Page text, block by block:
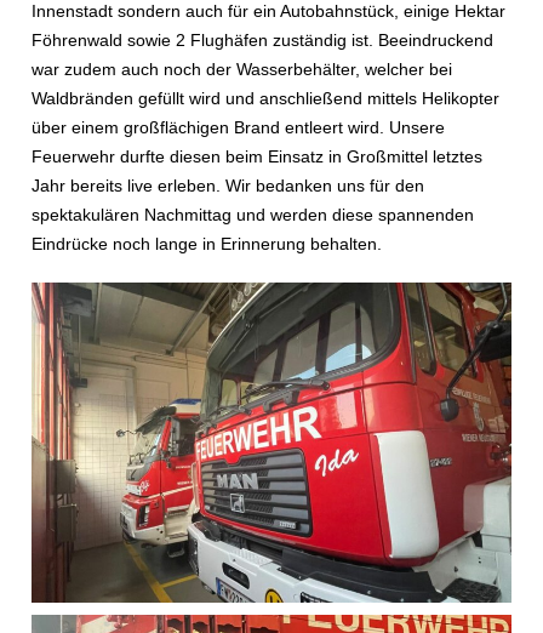
Innenstadt sondern auch für ein Autobahnstück, einige Hektar
Föhrenwald sowie 2 Flughäfen zuständig ist. Beeindruckend
war zudem auch noch der Wasserbehälter, welcher bei
Waldbränden gefüllt wird und anschließend mittels Helikopter
über einem großflächigen Brand entleert wird. Unsere
Feuerwehr durfte diesen beim Einsatz in Großmittel letztes
Jahr bereits live erleben. Wir bedanken uns für den
spektakulären Nachmittag und werden diese spannenden
Eindrücke noch lange in Erinnerung behalten.